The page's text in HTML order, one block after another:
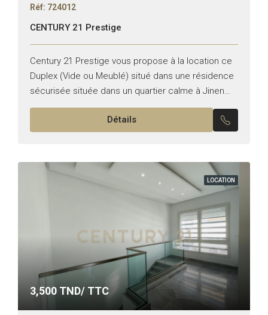
Réf: 724012
CENTURY 21 Prestige
Century 21 Prestige vous propose à la location ce
Duplex (Vide ou Meublé) situé dans une résidence
sécurisée située dans un quartier calme à Jinen
Donia, proche de Carrefour La Marsa. Il...
Détails
LOCATION
3,500 TND/ TTC